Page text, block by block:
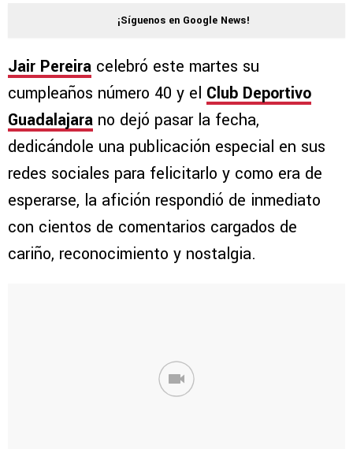
¡Síguenos en Google News!
Jair Pereira celebró este martes su
cumpleaños número 40 y el Club Deportivo
Guadalajara no dejó pasar la fecha,
dedicándole una publicación especial en sus
redes sociales para felicitarlo y como era de
esperarse, la afición respondió de inmediato
con cientos de comentarios cargados de
cariño, reconocimiento y nostalgia.